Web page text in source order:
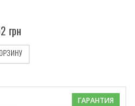
грн
ГАРАНТИЯ